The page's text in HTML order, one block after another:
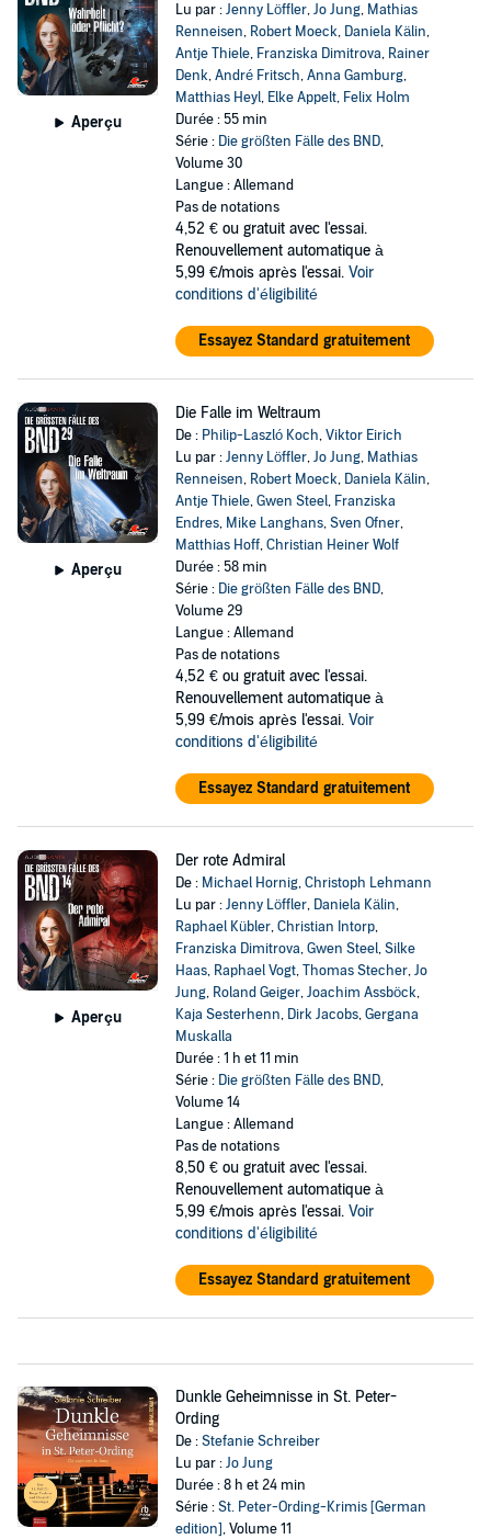
Aperçu
Lu par :Jenny Löffler,Jo Jung, Mathias
Renneisen, Robert Moeck, Daniela Kälin,
Antje Thiele, Franziska Dimitrova, Rainer
Denk,André Fritsch,Anna Gamburg,
Matthias Heyl, Elke Appelt, Felix Holm
Durée : 55 min
Série : Die größten Fälle des BND,
Volume 30
Langue : Allemand
Pas de notations
4,52 € ou gratuit avec l'essai.
Renouvellement automatique à
5,99 €/mois après l'essai. Voir
conditions d'éligibilité
Essayez Standard gratuitement
Aperçu
Die Falle im Weltraum
De : Philip-Laszló Koch,Viktor Eirich
Lu par :Jenny Löffler,Jo Jung, Mathias
Renneisen, Robert Moeck, Daniela Kälin,
Antje Thiele,Gwen Steel, Franziska
Endres, Mike Langhans,Sven Ofner,
Matthias Hoff,Christian Heiner Wolf
Durée : 58 min
Série : Die größten Fälle des BND,
Volume 29
Langue : Allemand
Pas de notations
4,52 € ou gratuit avec l'essai.
Renouvellement automatique à
5,99 €/mois après l'essai. Voir
conditions d'éligibilité
Essayez Standard gratuitement
Aperçu
Der rote Admiral
De : Michael Hornig,Christoph Lehmann
Lu par :Jenny Löffler, Daniela Kälin,
Raphael Kübler,Christian Intorp,
Franziska Dimitrova,Gwen Steel,Silke
Haas, Raphael Vogt,Thomas Stecher,Jo
Jung, Roland Geiger,Joachim Assböck,
Kaja Sesterhenn, Dirk Jacobs,Gergana
Muskalla
Durée : 1 h et 11 min
Série : Die größten Fälle des BND,
Volume 14
Langue : Allemand
Pas de notations
8,50 € ou gratuit avec l'essai.
Renouvellement automatique à
5,99 €/mois après l'essai. Voir
conditions d'éligibilité
Essayez Standard gratuitement
Dunkle Geheimnisse in St. Peter-
Ording
De :Stefanie Schreiber
Lu par :Jo Jung
Durée : 8 h et 24 min
Série :St. Peter-Ording-Krimis [German
edition], Volume 11